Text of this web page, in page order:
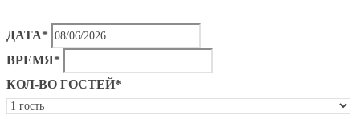
ДАТА*
ВРЕМЯ*
КОЛ-ВО ГОСТЕЙ*